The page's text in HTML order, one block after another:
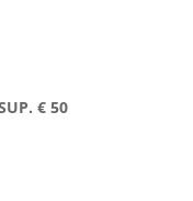
€ 50